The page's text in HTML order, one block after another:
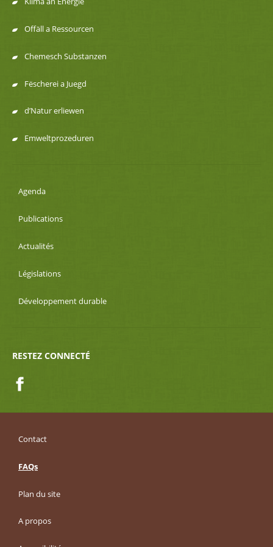
Offäll a Ressourcen
Chemesch Substanzen
Fëscherei a Juegd
d’Natur erliewen
Emweltprozeduren
Agenda
Publications
Actualités
Législations
Développement durable
RESTEZ CONNECTÉ
Contact
FAQs
Plan du site
A propos